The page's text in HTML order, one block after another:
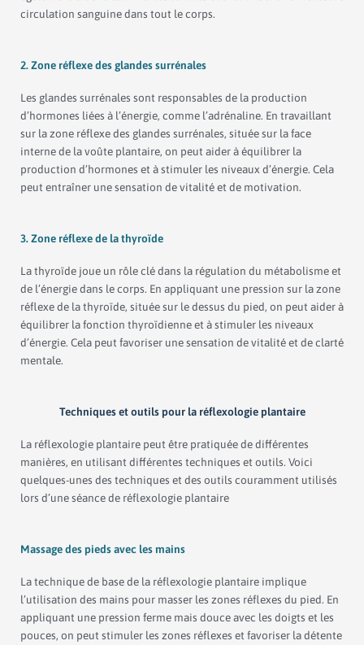
circulation sanguine dans tout le corps.
2. Zone réflexe des glandes surrénales
Les glandes surrénales sont responsables de la production
d’hormones liées à l’énergie, comme l’adrénaline. En travaillant
sur la zone réflexe des glandes surrénales, située sur la face
interne de la voûte plantaire, on peut aider à équilibrer la
production d’hormones et à stimuler les niveaux d’énergie. Cela
peut entraîner une sensation de vitalité et de motivation.
3. Zone réflexe de la thyroïde
La thyroïde joue un rôle clé dans la régulation du métabolisme et
de l’énergie dans le corps. En appliquant une pression sur la zone
réflexe de la thyroïde, située sur le dessus du pied, on peut aider à
équilibrer la fonction thyroïdienne et à stimuler les niveaux
d’énergie. Cela peut favoriser une sensation de vitalité et de clarté
mentale.
Techniques et outils pour la réflexologie plantaire
La réflexologie plantaire peut être pratiquée de différentes
manières, en utilisant différentes techniques et outils. Voici
quelques-unes des techniques et des outils couramment utilisés
lors d’une séance de réflexologie plantaire
Massage des pieds avec les mains
La technique de base de la réflexologie plantaire implique
l’utilisation des mains pour masser les zones réflexes du pied. En
appliquant une pression ferme mais douce avec les doigts et les
pouces, on peut stimuler les zones réflexes et favoriser la détente